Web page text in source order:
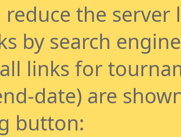
reduce the
by search
links for
date) are
button: